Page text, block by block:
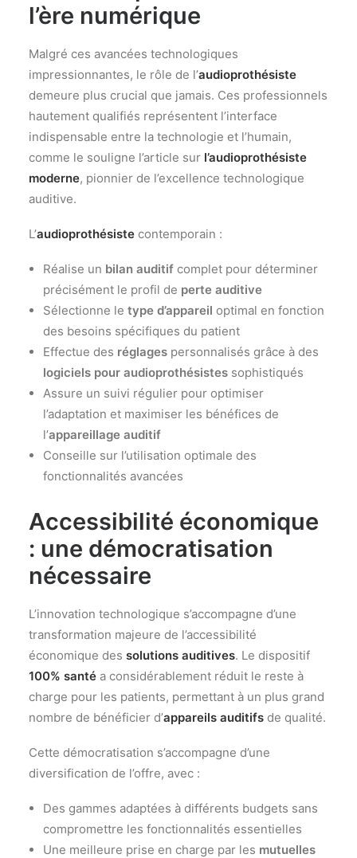
l’ère numérique
Malgré ces avancées technologiques
impressionnantes, le rôle de l’audioprothésiste
demeure plus crucial que jamais. Ces professionnels
hautement qualifiés représentent l’interface
indispensable entre la technologie et l’humain,
comme le souligne l’article sur l’audioprothésiste
moderne, pionnier de l’excellence technologique
auditive.
L’audioprothésiste contemporain :
Réalise un bilan auditif complet pour déterminer
précisément le profil de perte auditive
Sélectionne le type d’appareil optimal en fonction
des besoins spécifiques du patient
Effectue des réglages personnalisés grâce à des
logiciels pour audioprothésistes sophistiqués
Assure un suivi régulier pour optimiser
l’adaptation et maximiser les bénéfices de
l’appareillage auditif
Conseille sur l’utilisation optimale des
fonctionnalités avancées
Accessibilité économique
: une démocratisation
nécessaire
L’innovation technologique s’accompagne d’une
transformation majeure de l’accessibilité
économique des solutions auditives. Le dispositif
100% santé a considérablement réduit le reste à
charge pour les patients, permettant à un plus grand
nombre de bénéficier d’appareils auditifs de qualité.
Cette démocratisation s’accompagne d’une
diversification de l’offre, avec :
Des gammes adaptées à différents budgets sans
compromettre les fonctionnalités essentielles
Une meilleure prise en charge par les mutuelles